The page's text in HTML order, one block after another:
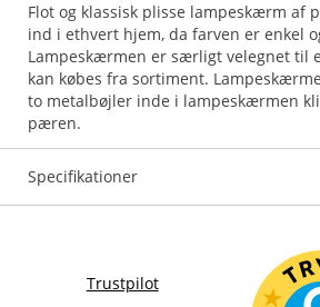
Flot og klassisk plisse lampeskærm af
ind i ethvert hjem, da farven er enkel
Lampeskærmen er særligt velegnet til
kan købes fra sortiment.
to metalbøjler inde i lampeskærmen
pæren.
Specifikationer
Trustpilot